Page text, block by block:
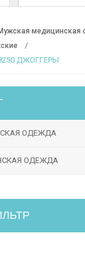
медицинская
ДЖОГГЕРЫ
ОДЕЖДА
ОДЕЖДА